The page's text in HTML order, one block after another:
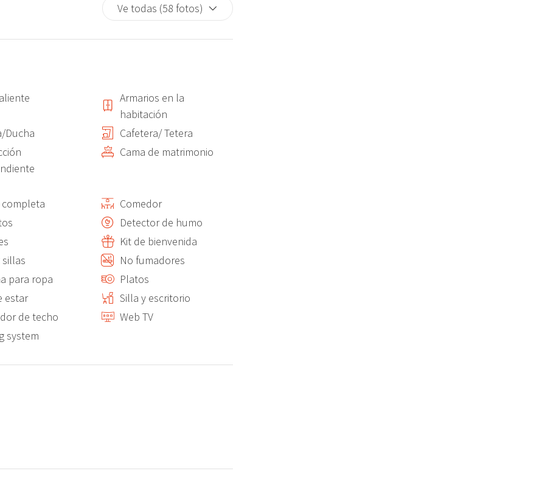
principal de la población que conecta con el Port de
posible parar frente al alojamiento para dejar maletas sin
paseando , con su chiringuito e instalaciones
Denia y esta playa disponen de un Parking amplio.
oferta de Ocio y gastronomía gracias a sus terrazas de
también se concentran aquí en el Port. Una
Ve todas (58 fotos)
Armarios en la
habitación
Ducha
Cafetera/ Tetera
Cama de matrimonio
completa
Comedor
Detector de humo
Kit de bienvenida
sillas
No fumadores
para ropa
Platos
estar
Silla y escritorio
de techo
Web TV
system